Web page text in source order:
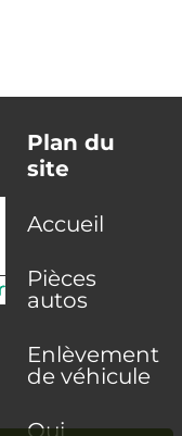
Plan du
site
Accueil
Pièces
autos
Enlèvement
de véhicule
Qui